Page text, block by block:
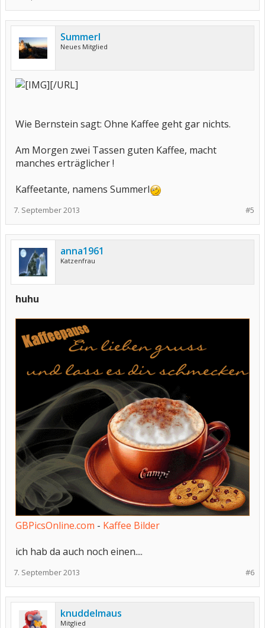
Summerl
Neues Mitglied
[/URL]
Wie Bernstein sagt: Ohne Kaffee geht gar nichts.
Am Morgen zwei Tassen guten Kaffee, macht
manches erträglicher !
Kaffeetante, namens Summerl
#5
7. September 2013
anna1961
Katzenfrau
huhu
GBPicsOnline.com - Kaffee Bilder
ich hab da auch noch einen....
#6
7. September 2013
knuddelmaus
Mitglied